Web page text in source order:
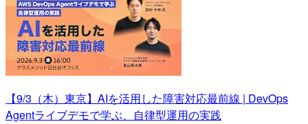
【9/3（木）東京】AIを活用した障害対応最前線 | DevOps
Agentライブデモで学ぶ、自律型運用の実践